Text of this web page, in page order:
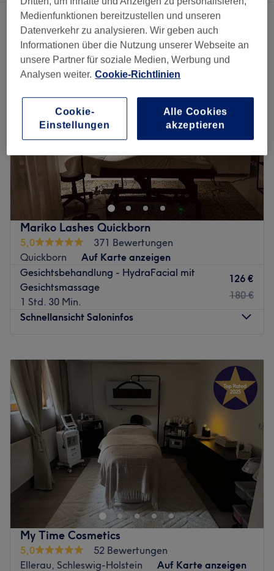
2 Salons die anbieten:
feuchtigkeitsspendende gesichtsbehandlung in der Nähe von
Quickborn
Mariko Lashes Quickborn
5,0
371 Bewertungen
Quickborn
Auf Karte anzeigen
Gesichtsbehandlung - HydraFacial mit
Gesichtsmassage
1 Std. 30 Min.
126 €
180 €
Schnellansicht Saloninfos
Dienstag
16:30
Mittwoch
12:00
Donnerstag
–16:30
Freitag
16:30
Samstag
10:00
Sonntag
Geschlossen
Ob wir es mögen oder nicht, ist der erste Blick
entscheidend. Daher hat sich das Studio Mariko Lashes in
Quickborn auf hochwertige Wimpernstylings spezialisiert.
Hier kannst du dich auf hochwertige
Wimpernverlängerungen sowie erfrischende
Gesichtsbehandlungen freuen. Komm vorbei und lass dir
einen beeindruckenden Augenaufschlag zaubern.
My Time Cosmetics
5,0
52 Bewertungen
Ellerau, Schleswig-Holstein
Auf Karte anzeigen
Medienfunktionen bereitzustellen und unseren
Datenverkehr zu analysieren. Wir geben auch
Informationen über die Nutzung unserer Webseite an
unsere Partner für soziale Medien, Werbung und
Analysen weiter. Cookie-Richtlinien
Cookie-
Einstellungen
Alle Cookies
akzeptieren